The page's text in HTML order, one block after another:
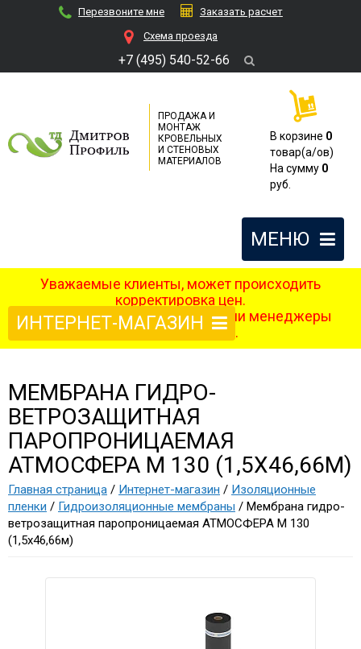
Перезвоните мне
Заказать расчет
Cхема проезда
+7 (495) 540-52-66
ПРОДАЖА И
МОНТАЖ
КРОВЕЛЬНЫХ
И СТЕНОВЫХ
МАТЕРИАЛОВ
В корзине 0
товар(a/ов)
На сумму 0
руб.
МЕНЮ
Уважаемые клиенты, может происходить
корректировка цен.
После оформления заказа наши менеджеры
свяжутся с вами.
ИНТЕРНЕТ-МАГАЗИН
МЕМБРАНА ГИДРО-
ВЕТРОЗАЩИТНАЯ
ПАРОПРОНИЦАЕМАЯ
АТМОСФЕРА M 130 (1,5Х46,66М)
Главная страница / Интернет-магазин / Изоляционные
пленки / Гидроизоляционные мембраны / Мембрана гидро-
ветрозащитная паропроницаемая АТМОСФЕРА M 130
(1,5х46,66м)